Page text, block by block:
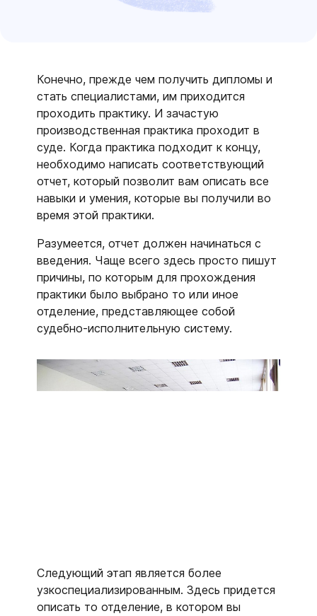
Конечно, прежде чем получить дипломы и
стать специалистами, им приходится
проходить практику. И зачастую
производственная практика проходит в
суде. Когда практика подходит к концу,
необходимо написать соответствующий
отчет, который позволит вам описать все
навыки и умения, которые вы получили во
время этой практики.
Разумеется, отчет должен начинаться с
введения. Чаще всего здесь просто пишут
причины, по которым для прохождения
практики было выбрано то или иное
отделение, представляющее собой
судебно-исполнительную систему.
Следующий этап является более
узкоспециализированным. Здесь придется
описать то отделение, в котором вы